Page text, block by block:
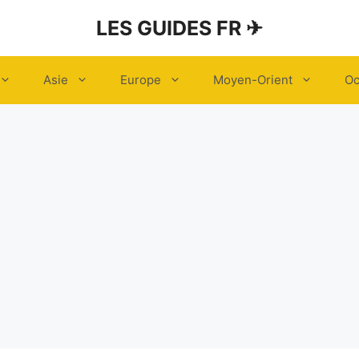
LES GUIDES FR ✈
Asie Europe Moyen-Orient